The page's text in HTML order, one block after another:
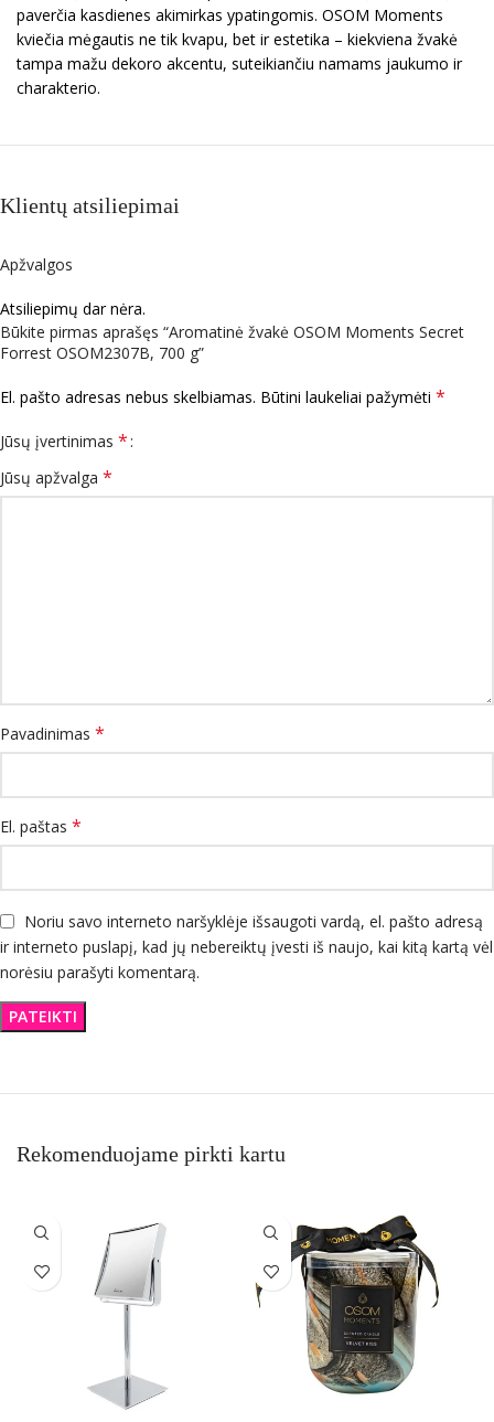
paverčia kasdienes akimirkas ypatingomis. OSOM Moments
kviečia mėgautis ne tik kvapu, bet ir estetika – kiekviena žvakė
tampa mažu dekoro akcentu, suteikiančiu namams jaukumo ir
charakterio.
Klientų atsiliepimai
Apžvalgos
Atsiliepimų dar nėra.
Būkite pirmas aprašęs “Aromatinė žvakė OSOM Moments Secret
Forrest OSOM2307B, 700 g”
El. pašto adresas nebus skelbiamas. Būtini laukeliai pažymėti *
Jūsų įvertinimas *
Jūsų apžvalga *
Pavadinimas *
El. paštas *
Noriu savo interneto naršyklėje išsaugoti vardą, el. pašto adresą
ir interneto puslapį, kad jų nebereiktų įvesti iš naujo, kai kitą kartą vėl
norėsiu parašyti komentarą.
Rekomenduojame pirkti kartu